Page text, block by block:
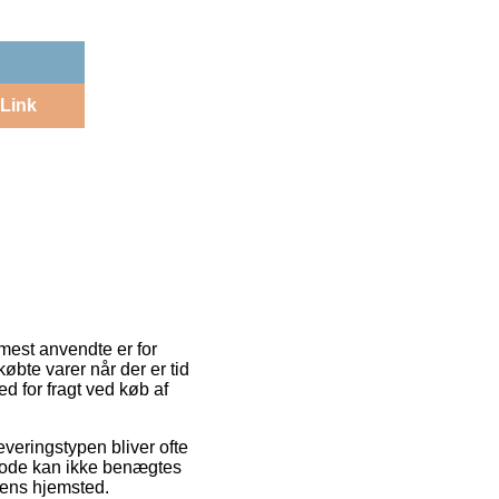
Link
anvendte er for
varer når der er tid
for fragt ved køb af
bliver ofte
kan ikke benægtes
hjemsted.